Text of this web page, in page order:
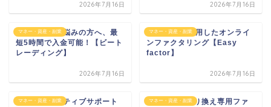
2026年7月16日 2026年7月16日
マネー・資産・副業
資金繰りにお悩みの方へ、最
短5時間で入金可能！【ビート
レーディング】
2026年7月16日
マネー・資産・副業
Fin Techを活用したオンライ
ンファクタリング【Easy
factor】
2026年7月16日
マネー・資産・副業
株式会社アクティブサポート
マネー・資産・副業
他社からの乗り換え専用ファ